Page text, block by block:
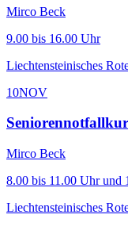
Mirco Beck
9.00 bis 16.00 Uhr
Liechtensteinisches
10NOV
Mirco Beck
8.00 bis 11.00 Uhr und
Liechtensteinisches